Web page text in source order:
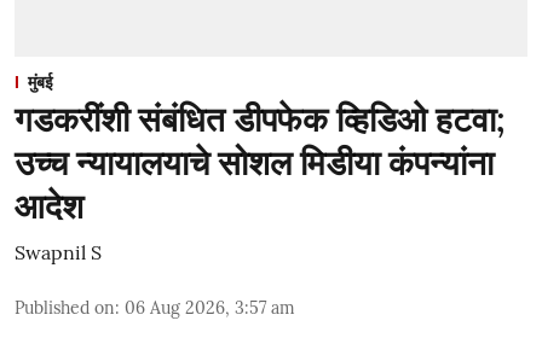
मुंबई
गडकरींशी संबंधित डीपफेक व्हिडिओ हटवा;
उच्च न्यायालयाचे सोशल मिडीया कंपन्यांना
आदेश
Swapnil S
Published on: 06 Aug 2026, 3:57 am